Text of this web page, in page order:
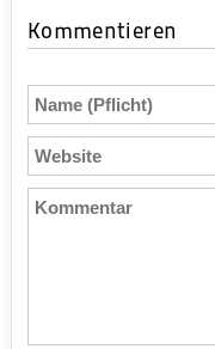
Kommentieren
Name
(Pflicht)
Website
Kommentar